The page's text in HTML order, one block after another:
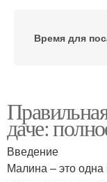
Время для
Почва для
даче:
Введение
Малина – это